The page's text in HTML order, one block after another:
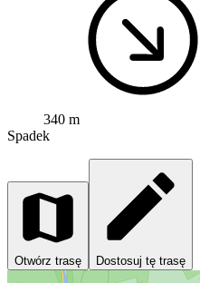
340 m
Spadek
Otwórz trasę Dostosuj tę trasę